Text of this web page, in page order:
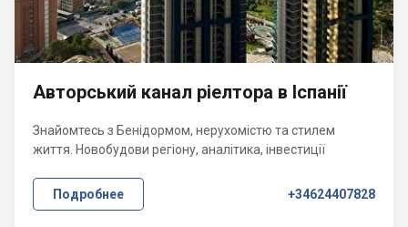
Авторський канал ріелтора в Іспанії
Знайомтесь з Бенідормом, нерухомістю та стилем
життя. Новобудови регіону, аналітика, інвестиції
Подробнее +34624407828